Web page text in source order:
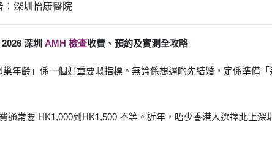
深圳怡康醫院
深圳 AMH 檢查收費、預約及實測全攻略
年齡」係一個好重要嘅指標。無論係想遲啲先結婚，定係準備
通常要 HK1,000到HK1,500 不等。近年，唔少香港人選擇北上